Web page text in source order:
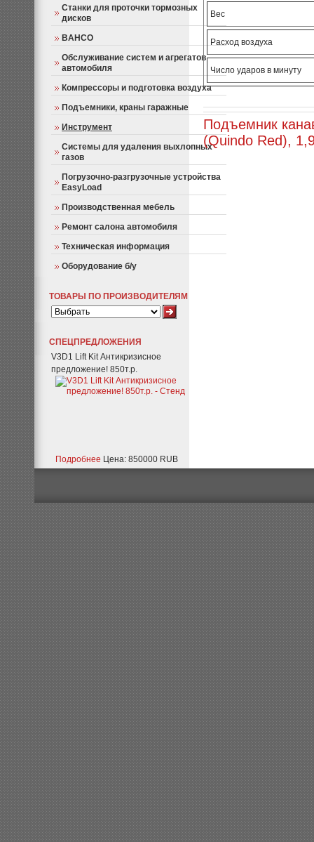
Станки для проточки тормозных
дисков
BAHCO
Обслуживание систем и агрегатов
автомобиля
Компрессоры и подготовка воздуха
Подъемники, краны гаражные
Инструмент
Системы для удаления выхлопных
газов
Погрузочно-разгрузочные устройства
EasyLoad
Производственная мебель
Ремонт салона автомобиля
Техническая информация
Оборудование б/у
ТОВАРЫ ПО ПРОИЗВОДИТЕЛЯМ
СПЕЦПРЕДЛОЖЕНИЯ
V3D1 Lift Kit Антикризисное
предложение! 850т.р.
Подробнее Цена: 850000 RUB
Вес
Расход воздуха
Число ударов в минуту
Подъемник
(Quindo Red),